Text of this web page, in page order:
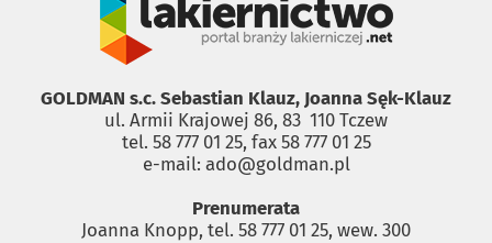
GOLDMAN s.c. Sebastian Klauz, Joanna Sęk-Klauz
ul. Armii Krajowej 86, 83 ­ 110 Tczew
tel. 58 777 01 25, fax 58 777 01 25
e-mail: ado@goldman.pl
Prenumerata
Joanna Knopp, tel. 58 777 01 25, wew. 300